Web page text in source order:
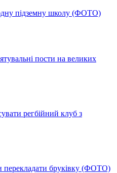
підземну школу (ФОТО)
пости на великих
регбійний клуб з
перекладати бруківку (ФОТО)